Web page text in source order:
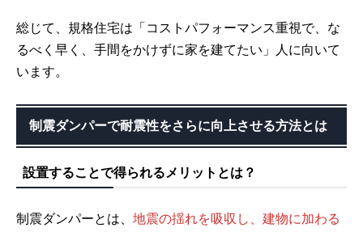
総じて、規格住宅は「コストパフォーマンス重視で、な
るべく早く、手間をかけずに家を建てたい」人に向いて
います。
制震ダンパーで耐震性をさらに向上させる方法とは
設置することで得られるメリットとは？
制震ダンパーとは、 地震の揺れを吸収し、建物に加わる